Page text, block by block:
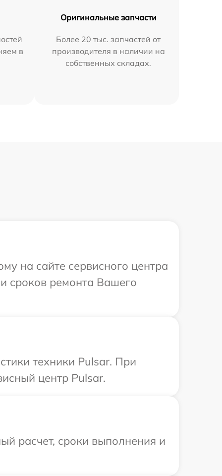
в
Оригинальные запчасти
Более 20 тыс. запчастей от
производителя в наличии на
собственных складах.
на сайте сервисного центра
сроков ремонта Вашего
техники Pulsar. При
центр Pulsar.
расчет, сроки выполнения и